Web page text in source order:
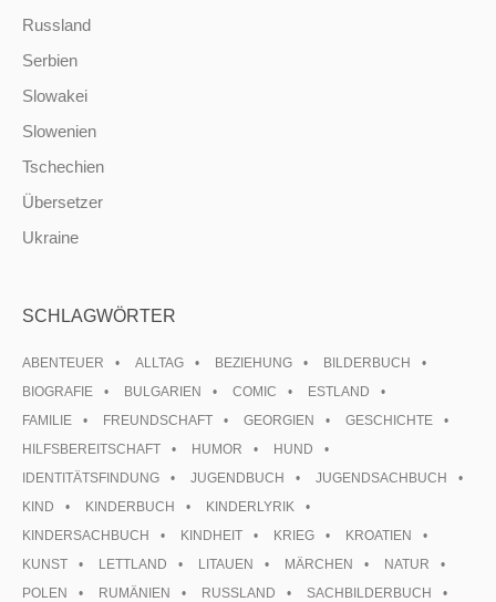
Russland
Serbien
Slowakei
Slowenien
Tschechien
Übersetzer
Ukraine
SCHLAGWÖRTER
ABENTEUER ALLTAG BEZIEHUNG
BILDERBUCH
BIOGRAFIE
BULGARIEN COMIC
ESTLAND
FAMILIE
FREUNDSCHAFT GEORGIEN
GESCHICHTE
HILFSBEREITSCHAFT
HUMOR
HUND
IDENTITÄTSFINDUNG
JUGENDBUCH
JUGENDSACHBUCH
KIND
KINDERBUCH
KINDERLYRIK
KINDERSACHBUCH
KINDHEIT KRIEG
KROATIEN
KUNST
LETTLAND LITAUEN MÄRCHEN
NATUR
POLEN
RUMÄNIEN RUSSLAND
SACHBILDERBUCH